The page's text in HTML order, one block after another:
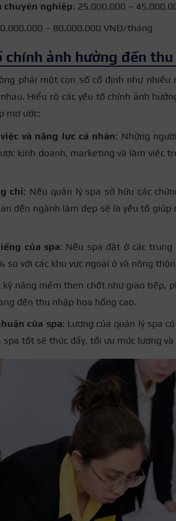
chuyên nghiệp: 25.000.000 –
– 80.000.000 VNĐ/tháng
chính ảnh hưởng đến
phải một con số cố định như nhiều
Hiểu rõ các yếu tố chính ảnh
mơ ước:
và năng lực cá nhân: Những
kinh doanh, marketing và làm việc
chỉ: Nếu quản lý spa sở hữu các
đến ngành làm đẹp sẽ là yếu tố giúp
của spa: Nếu spa đặt ở các
so với các khu vực ngoại ô và nông
kỹ năng mềm then chốt như giao tiếp,
đến thu nhập hoa hồng cao.
của spa: Lương của quản lý spa
spa tốt sẽ thúc đẩy, tối ưu mức lương